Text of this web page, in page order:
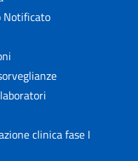
Notificato
clinica fase I